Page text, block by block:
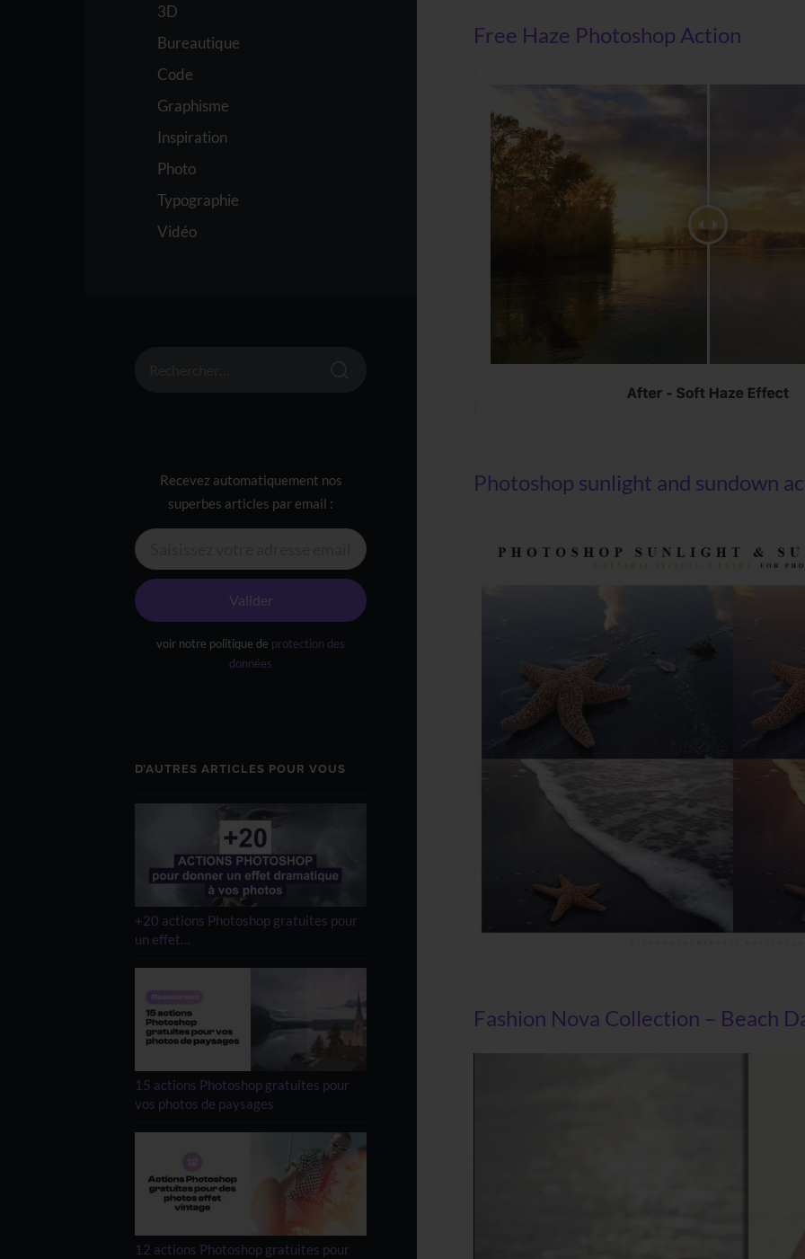
3D
Bureautique
Code
Graphisme
Inspiration
Photo
Typographie
Vidéo
Recevez automatiquement nos
superbes articles par email :
Valider
voir notre politique de protection des
données
D’AUTRES ARTICLES POUR VOUS
+20 actions Photoshop gratuites pour
un effet…
15 actions Photoshop gratuites pour
vos photos de paysages
12 actions Photoshop gratuites pour
Free Haze Photoshop Action
Photoshop sunlight and sundown
Fashion Nova Collection – Beach